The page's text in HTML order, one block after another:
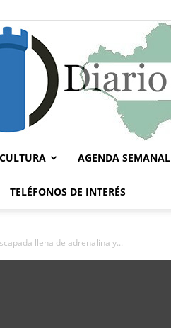
CULTURA AGENDA SEMANAL
TELÉFONOS DE INTERÉS
llena de adrenalina y...